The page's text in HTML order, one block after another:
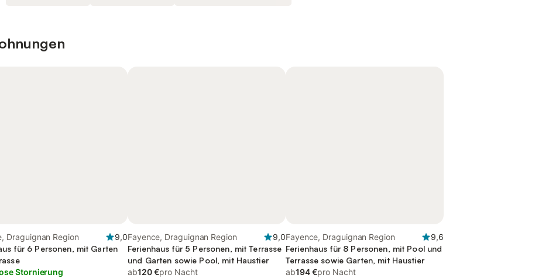
Draguignan Region
9,0
für 6 Personen, mit Garten
Stornierung
Fayence, Draguignan Region
9,0
Ferienhaus für 5 Personen, mit Terrasse
und Garten sowie Pool, mit Haustier
ab120 €pro Nacht
Fayence, Draguignan Region
9,6
Ferienhaus für 8 Personen, mit Pool und
Terrasse sowie Garten, mit Haustier
ab194 €pro Nacht